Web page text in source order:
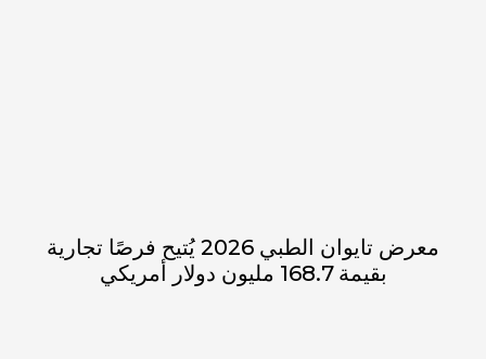
معرض تايوان الطبي 2026 يُتيح فرصًا تجارية
بقيمة 168.7 مليون دولار أمريكي